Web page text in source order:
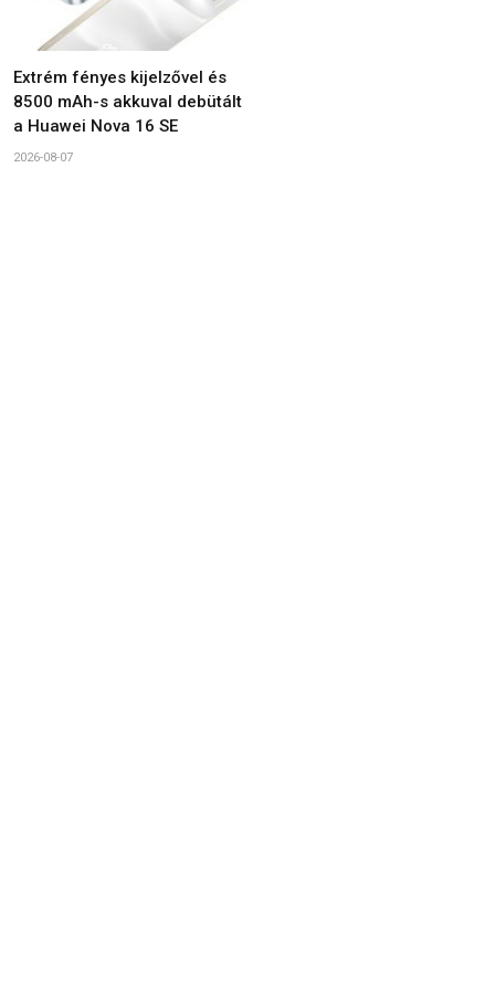
Extrém fényes kijelzővel és
8500 mAh-s akkuval debütált
a Huawei Nova 16 SE
2026-08-07